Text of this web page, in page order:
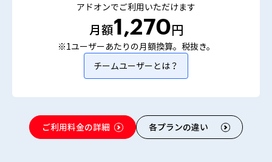
アドオンでご利用いただけます
月額1,270円
※1ユーザーあたりの月額換算。税抜き。
チームユーザーとは？
ご利用料金の詳細 各プランの違い